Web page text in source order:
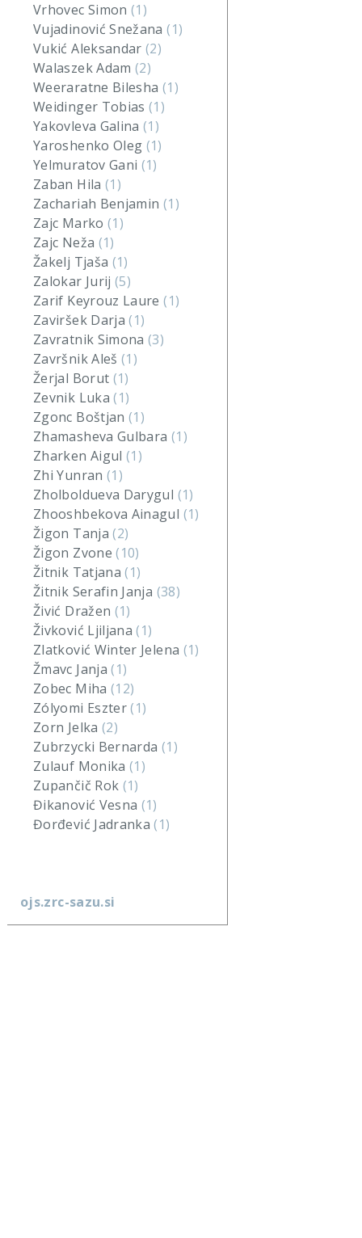
Vrhovec Simon(1)
Vujadinović Snežana(1)
Vukić Aleksandar(2)
Walaszek Adam(2)
Weeraratne Bilesha (1)
Weidinger Tobias(1)
Yakovleva Galina(1)
Yaroshenko Oleg (1)
Yelmuratov Gani (1)
Zaban Hila (1)
Zachariah Benjamin (1)
Zajc Marko (1)
Zajc Neža (1)
Žakelj Tjaša (1)
Zalokar Jurij(5)
Zarif Keyrouz Laure(1)
Zaviršek Darja(1)
Zavratnik Simona(3)
Završnik Aleš(1)
Žerjal Borut (1)
Zevnik Luka(1)
Zgonc Boštjan(1)
Zhamasheva Gulbara (1)
Zharken Aigul(1)
Zhi Yunran (1)
Zholboldueva Darygul (1)
Zhooshbekova Ainagul (1)
Žigon Tanja(2)
Žigon Zvone(10)
Žitnik Tatjana(1)
Žitnik Serafin Janja (38)
Živić Dražen (1)
Živković Ljiljana(1)
Zlatković Winter Jelena (1)
Žmavc Janja(1)
Zobec Miha (12)
Zólyomi Eszter(1)
Zorn Jelka (2)
Zubrzycki Bernarda (1)
Zulauf Monika(1)
Zupančič Rok (1)
Đikanović Vesna (1)
Đorđević Jadranka(1)
ojs.zrc-sazu.si